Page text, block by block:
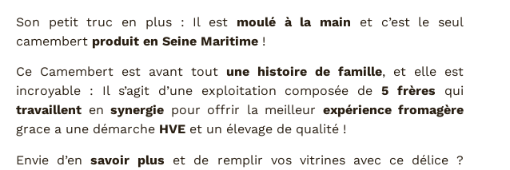
Son petit truc en plus : Il est moulé à la main et c’est le seul
camembert produit en Seine Maritime !
Ce Camembert est avant tout une histoire de famille, et elle est
incroyable : Il s’agit d’une exploitation composée de5 frères qui
travaillent en synergie pour offrir la meilleur expérience fromagère
grace a une démarche HVE et un élevage de qualité !
Envie d’ensavoir plus et de remplir vos vitrines avec ce délice ?